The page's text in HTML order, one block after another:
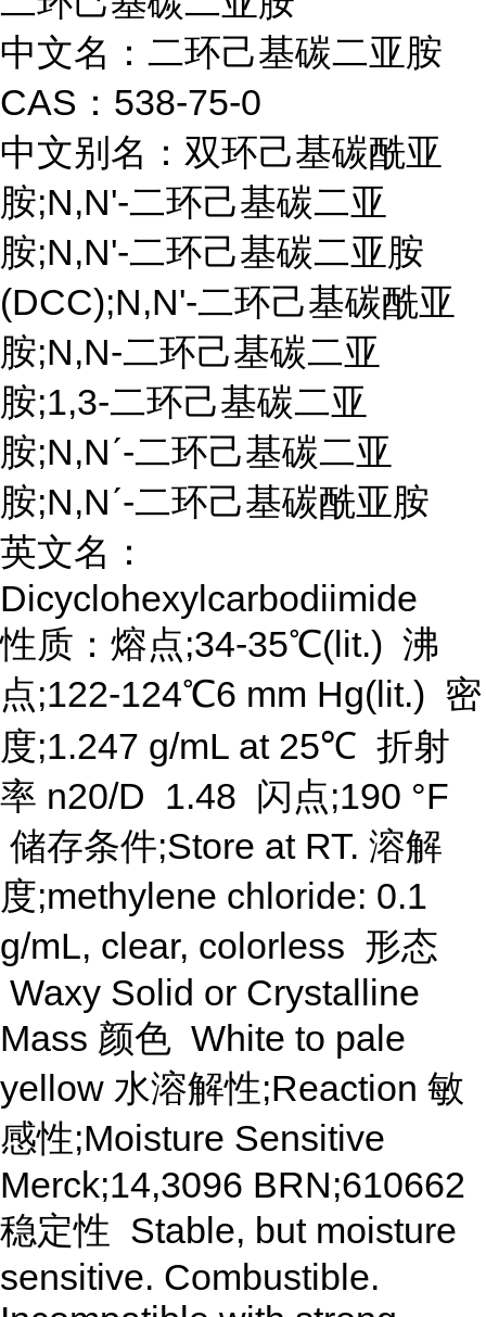
中文名：二环己基碳二亚胺
CAS：538-75-0
中文别名：双环己基碳酰亚
胺;N,N'-二环己基碳二亚
胺;N,N'-二环己基碳二亚胺
(DCC);N,N'-二环己基碳酰亚
胺;N,N-二环己基碳二亚
胺;1,3-二环己基碳二亚
胺;N,Nˊ-二环己基碳二亚
胺;N,Nˊ-二环己基碳酰亚胺
英文名：
Dicyclohexylcarbodiimide
性质：熔点;34-35℃(lit.) 沸
点;122-124℃6 mm Hg(lit.) 密
度;1.247 g/mL at 25℃ 折射
率 n20/D 1.48 闪点;190 °F
储存条件;Store at RT. 溶解
度;methylene chloride: 0.1
g/mL, clear, colorless 形态
Waxy Solid or Crystalline
Mass 颜色 White to pale
yellow 水溶解性;Reaction 敏
感性;Moisture Sensitive
Merck;14,3096 BRN;610662
稳定性 Stable, but moisture
sensitive. Combustible.